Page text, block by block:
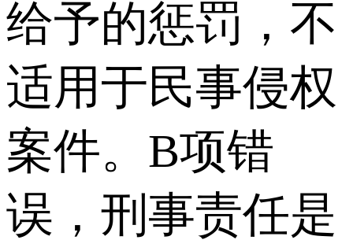
给予的惩罚，不
适用于民事侵权
案件。B项错
误，刑事责任是